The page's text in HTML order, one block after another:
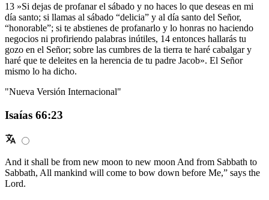
13 »Si dejas de profanar el sábado y no haces lo que deseas en mi
día santo; si llamas al sábado “delicia” y al día santo del Señor,
“honorable”; si te abstienes de profanarlo y lo honras no haciendo
negocios ni profiriendo palabras inútiles, 14 entonces hallarás tu
gozo en el Señor; sobre las cumbres de la tierra te haré cabalgar y
haré que te deleites en la herencia de tu padre Jacob». El Señor
mismo lo ha dicho.
"Nueva Versión Internacional"
Isaías 66:23
And it shall be from new moon to new moon And from Sabbath to
Sabbath, All mankind will come to bow down before Me,” says the
Lord.